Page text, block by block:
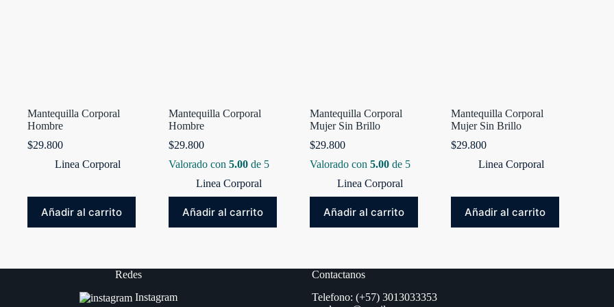
Mantequilla Corporal
Hombre
$29.800
Linea Corporal
Añadir al carrito
Mantequilla Corporal
Hombre
$29.800
Valorado con5.00 de 5
Linea Corporal
Añadir al carrito
Mantequilla Corporal
Mujer Sin Brillo
$29.800
Valorado con5.00 de 5
Linea Corporal
Añadir al carrito
Mantequilla Corporal
Mujer Sin Brillo
$29.800
Linea Corporal
Añadir al carrito
Redes
Instagram
Contactanos
Telefono: (+57) 3013033353